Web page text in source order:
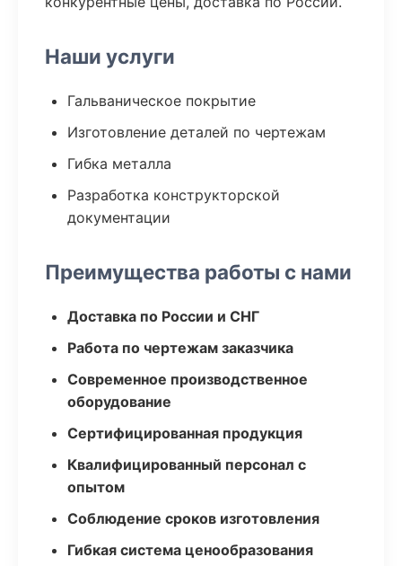
Наши услуги
Гальваническое покрытие
Изготовление деталей по чертежам
Гибка металла
Разработка конструкторской
документации
Преимущества работы с нами
Доставка по России и СНГ
Работа по чертежам заказчика
Современное производственное
оборудование
Сертифицированная продукция
Квалифицированный персонал с
опытом
Соблюдение сроков изготовления
Гибкая система ценообразования